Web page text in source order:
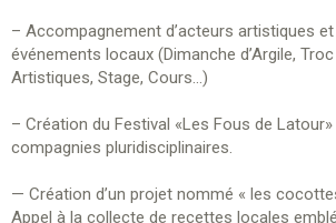
– Accompagnement d’acteurs artistiques
événements locaux (Dimanche d’Argile,
Artistiques, Stage, Cours…)
– Création du Festival «Les Fous de
compagnies pluridisciplinaires.
— Création d’un projet nommé « les
Appel à la collecte de recettes locales